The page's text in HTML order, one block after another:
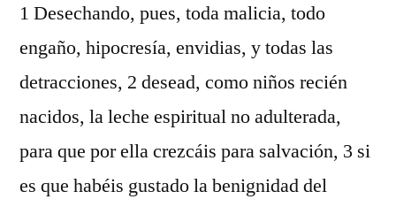
1 Desechando, pues, toda malicia, todo
engaño, hipocresía, envidias, y todas las
detracciones, 2 desead, como niños recién
nacidos, la leche espiritual no adulterada,
para que por ella crezcáis para salvación, 3 si
es que habéis gustado la benignidad del